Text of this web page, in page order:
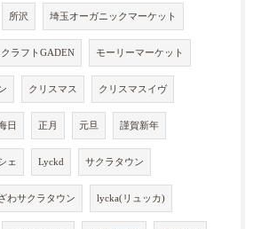
所沢 埼玉オーガニックマーケット
クラフトGADEN モーリーマーケット
クリスマス クリスマスイヴ
日 正月 元旦 謹賀新年
ェ Lyckd サクラタウン
わサクラタウン lycka(リュッカ)